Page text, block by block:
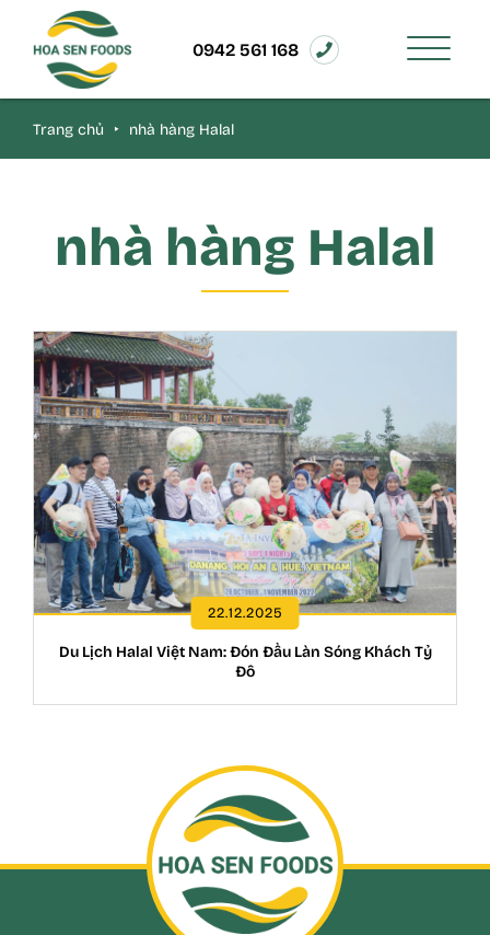
0942 561 168
Trang chủ ‣ nhà hàng Halal
nhà hàng Halal
22.12.2025
Du Lịch Halal Việt Nam: Đón Đầu Làn Sóng Khách Tỷ
Đô